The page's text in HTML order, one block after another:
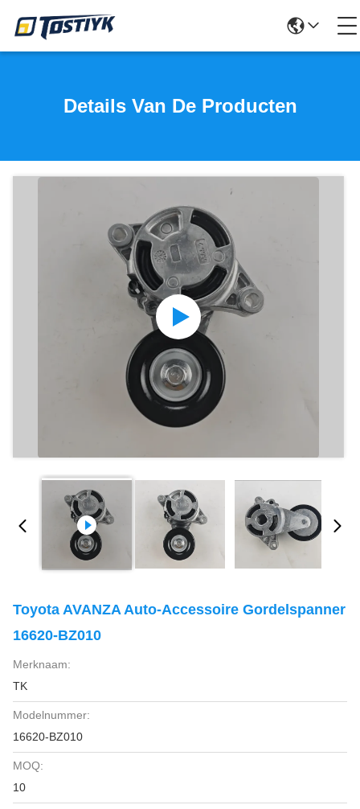
Details Van De Producten
Toyota AVANZA Auto-Accessoire Gordelspanner
16620-BZ010
Merknaam:
TK
Modelnummer:
16620-BZ010
MOQ:
10